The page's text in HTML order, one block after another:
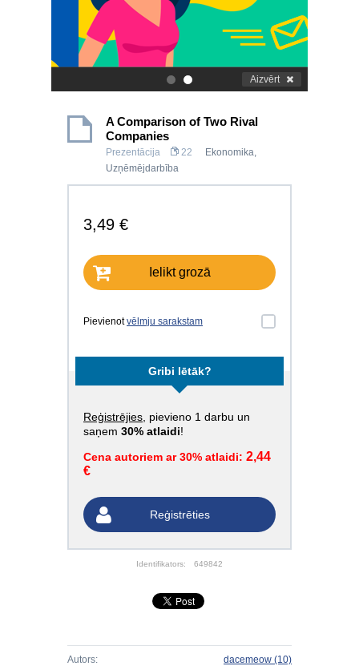
. Aizvērt
A Comparison of Two Rival
Companies
Prezentācija 22 Ekonomika,
Uzņēmējdarbība
3,49 €
Ielikt grozā
Pievienotvēlmju sarakstam
Gribi lētāk?
Reģistrējies , pievieno 1 darbu un
saņem 30% atlaidi!
Cena autoriem ar 30% atlaidi: 2,44
€
Reģistrēties
Identifikators: 649842
Autors: dacemeow (10)